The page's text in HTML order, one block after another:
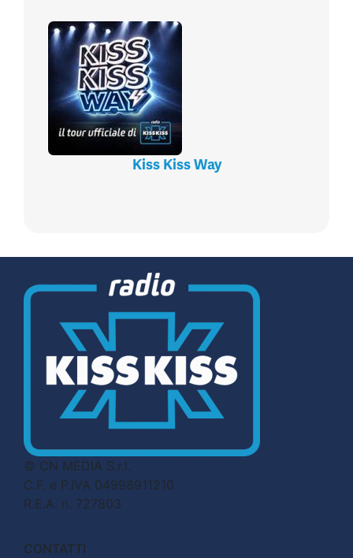
Kiss Kiss Way
© CN MEDIA S.r.l.
C.F. e P.IVA 04998911210
R.E.A. n. 727803
CONTATTI